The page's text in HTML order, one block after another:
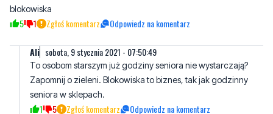
AIi sobota, 9 stycznia 2021 - 07:50:49
To osobom starszym już godziny seniora nie wystarczają?
seniora w sklepach.
1 5 Zgłoś komentarz Odpowiedz na komentarz
Sebek sobota, 9 stycznia 2021 - 06:34:43
Bomba juz czekam. Popieram tez zrobienie czegoś zielonego